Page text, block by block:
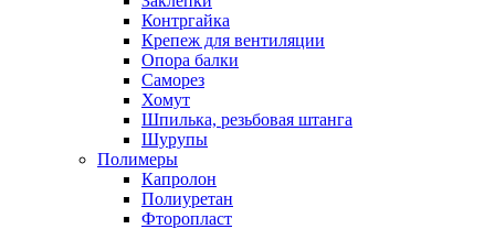
Контргайка
Крепеж для вентиляции
Опора балки
Саморез
Хомут
Шпилька, резьбовая штанга
Шурупы
Полимеры
Капролон
Полиуретан
Фторопласт